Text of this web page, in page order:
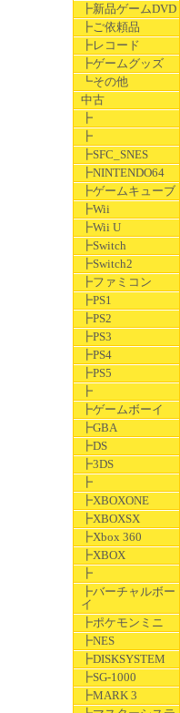
┣新品ゲームDVD
┣ご依頼品
┣レコード
┣ゲームグッズ
┗その他
中古
┣
┣
┣SFC_SNES
┣NINTENDO64
┣ゲームキューブ
┣Wii
┣Wii U
┣Switch
┣Switch2
┣ファミコン
┣PS1
┣PS2
┣PS3
┣PS4
┣PS5
┣
┣ゲームボーイ
┣GBA
┣DS
┣3DS
┣
┣XBOXONE
┣XBOXSX
┣Xbox 360
┣XBOX
┣
┣バーチャルボー
イ
┣ポケモンミニ
┣NES
┣DISKSYSTEM
┣SG-1000
┣MARK 3